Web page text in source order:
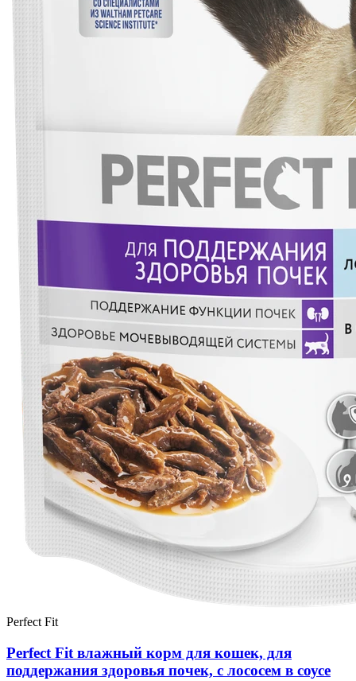
Perfect Fit
Perfect Fit влажный корм для кошек, для
поддержания здоровья почек, с лососем в соусе